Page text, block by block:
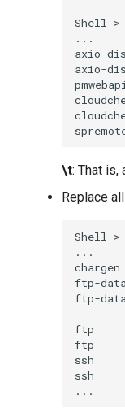
Shell >
...
axio-
axio-
pmwebapi
\t: That is,
Replace
Shell >
...
chargen
ftp-data
ftp-data
ftp
ftp
ssh
ssh